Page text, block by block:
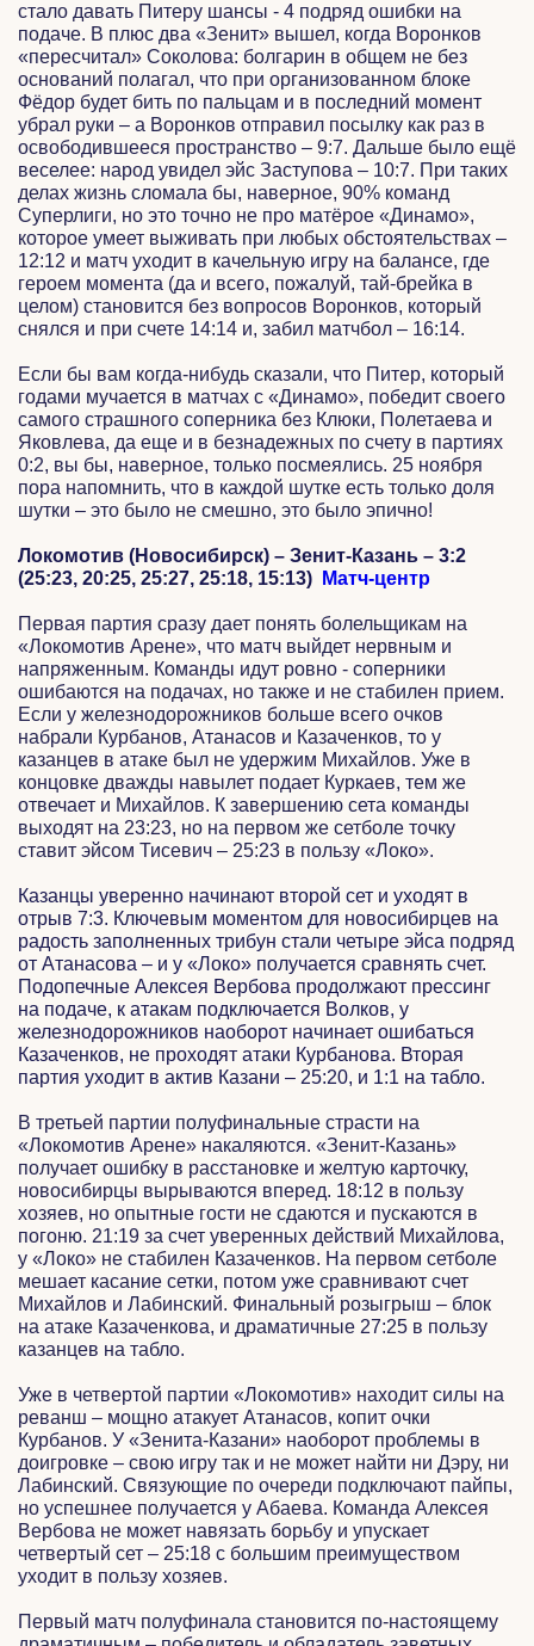
стало давать Питеру шансы - 4 подряд ошибки на
подаче. В плюс два «Зенит» вышел, когда Воронков
«пересчитал» Соколова: болгарин в общем не без
оснований полагал, что при организованном блоке
Фёдор будет бить по пальцам и в последний момент
убрал руки – а Воронков отправил посылку как раз в
освободившееся пространство – 9:7. Дальше было ещё
веселее: народ увидел эйс Заступова – 10:7. При таких
делах жизнь сломала бы, наверное, 90% команд
Суперлиги, но это точно не про матёрое «Динамо»,
которое умеет выживать при любых обстоятельствах –
12:12 и матч уходит в качельную игру на балансе, где
героем момента (да и всего, пожалуй, тай-брейка в
целом) становится без вопросов Воронков, который
снялся и при счете 14:14 и, забил матчбол – 16:14.
Если бы вам когда-нибудь сказали, что Питер, который
годами мучается в матчах с «Динамо», победит своего
самого страшного соперника без Клюки, Полетаева и
Яковлева, да еще и в безнадежных по счету в партиях
0:2, вы бы, наверное, только посмеялись. 25 ноября
пора напомнить, что в каждой шутке есть только доля
шутки – это было не смешно, это было эпично!
Локомотив (Новосибирск) – Зенит-Казань – 3:2
(25:23, 20:25, 25:27, 25:18, 15:13)
Матч-центр
Первая партия сразу дает понять болельщикам на
«Локомотив Арене», что матч выйдет нервным и
напряженным. Команды идут ровно - соперники
ошибаются на подачах, но также и не стабилен прием.
Если у железнодорожников больше всего очков
набрали Курбанов, Атанасов и Казаченков, то у
казанцев в атаке был не удержим Михайлов. Уже в
концовке дважды навылет подает Куркаев, тем же
отвечает и Михайлов. К завершению сета команды
выходят на 23:23, но на первом же сетболе точку
ставит эйсом Тисевич – 25:23 в пользу «Локо».
Казанцы уверенно начинают второй сет и уходят в
отрыв 7:3. Ключевым моментом для новосибирцев на
радость заполненных трибун стали четыре эйса подряд
от Атанасова – и у «Локо» получается сравнять счет.
Подопечные Алексея Вербова продолжают прессинг
на подаче, к атакам подключается Волков, у
железнодорожников наоборот начинает ошибаться
Казаченков, не проходят атаки Курбанова. Вторая
партия уходит в актив Казани – 25:20, и 1:1 на табло.
В третьей партии полуфинальные страсти на
«Локомотив Арене» накаляются. «Зенит-Казань»
получает ошибку в расстановке и желтую карточку,
новосибирцы вырываются вперед. 18:12 в пользу
хозяев, но опытные гости не сдаются и пускаются в
погоню. 21:19 за счет уверенных действий Михайлова,
у «Локо» не стабилен Казаченков. На первом сетболе
мешает касание сетки, потом уже сравнивают счет
Михайлов и Лабинский. Финальный розыгрыш – блок
на атаке Казаченкова, и драматичные 27:25 в пользу
казанцев на табло.
Уже в четвертой партии «Локомотив» находит силы на
реванш – мощно атакует Атанасов, копит очки
Курбанов. У «Зенита-Казани» наоборот проблемы в
доигровке – свою игру так и не может найти ни Дэру, ни
Лабинский. Связующие по очереди подключают пайпы,
но успешнее получается у Абаева. Команда Алексея
Вербова не может навязать борьбу и упускает
четвертый сет – 25:18 с большим преимуществом
уходит в пользу хозяев.
Первый матч полуфинала становится по-настоящему